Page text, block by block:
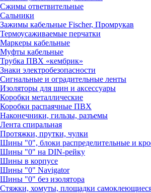
Сжимы ответвительные
Сальники
Зажимы кабельные Fischer, Промрукав
Термоусаживаемые перчатки
Маркеры кабельные
Муфты кабельные
Трубка ПВХ «кембрик»
Знаки электробезопасности
Сигнальные и оградительные ленты
Изоляторы для шин и аксессуары
Коробки металлические
Коробки распаячные ПВХ
Наконечники, гильзы, разъемы
Лента спиральная
Протяжки, прутки, чулки
Шины "0", блоки распределительные и
Шины "0" на DIN-рейку
Шины в корпусе
Шины "0" Navigator
Шины "0" без изолятора
Стяжки, хомуты, площадки